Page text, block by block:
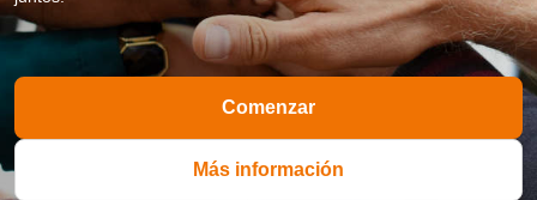
Comenzar
Más información